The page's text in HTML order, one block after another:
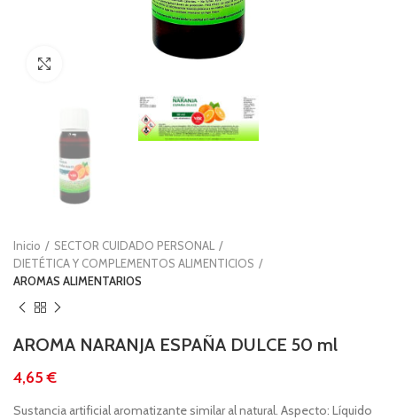
Inicio
SECTOR CUIDADO PERSONAL
DIETÉTICA Y COMPLEMENTOS ALIMENTICIOS
AROMAS ALIMENTARIOS
AROMA NARANJA ESPAÑA DULCE 50 ml
€
Sustancia artificial aromatizante similar al natural. Aspecto: Líquido